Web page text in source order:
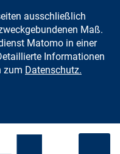
Inhalt springen
ausschließlich
Maß.
Matomo in einer
Informationen
zum Datenschutz.